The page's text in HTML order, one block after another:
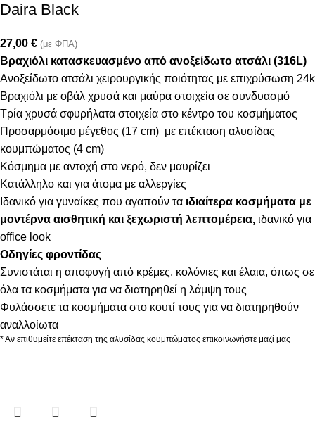
Daira Black
27,00 € (με ΦΠΑ)
Βραχιόλι κατασκευασμένο από ανοξείδωτο ατσάλι (316L)
Ανοξείδωτο ατσάλι χειρουργικής ποιότητας με επιχρύσωση 24k
Βραχιόλι με οβάλ χρυσά και μαύρα στοιχεία σε συνδυασμό
Τρία χρυσά σφυρήλατα στοιχεία στο κέντρο του κοσμήματος
Προσαρμόσιμο μέγεθος (17 cm) με επέκταση αλυσίδας
κουμπώματος (4 cm)
Κόσμημα με αντοχή στο νερό, δεν μαυρίζει
Κατάλληλο και για άτομα με αλλεργίες
Ιδανικό για γυναίκες που αγαπούν τα ιδιαίτερα κοσμήματα με
μοντέρνα αισθητική και ξεχωριστή λεπτομέρεια, ιδανικό για
office look
Οδηγίες φροντίδας
Συνιστάται η αποφυγή από κρέμες, κολόνιες και έλαια, όπως σε
όλα τα κοσμήματα για να διατηρηθεί η λάμψη τους
Φυλάσσετε τα κοσμήματα στο κουτί τους για να διατηρηθούν
αναλλοίωτα
* Αν επιθυμείτε επέκταση της αλυσίδας κουμπώματος επικοινωνήστε μαζί μας